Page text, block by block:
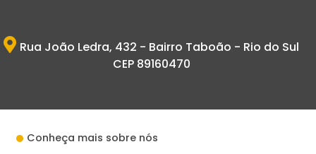
Rua João Ledra, 432 - Bairro Taboão - Rio do Sul
CEP 89160470
Conheça mais sobre nós